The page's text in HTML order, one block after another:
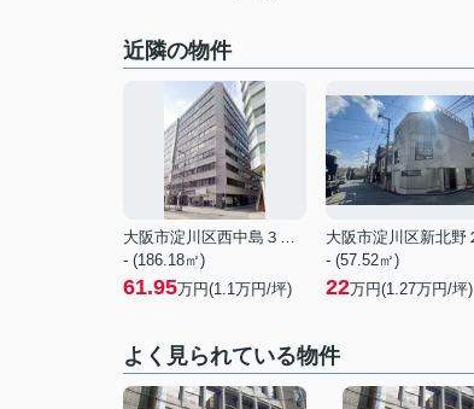
近隣の物件
大阪市淀川区西中島３丁目
- (186.18㎡)
61.95万円(1.1万円/坪)
- (57.52㎡)
22万円(1.27万円/坪)
よく見られている物件